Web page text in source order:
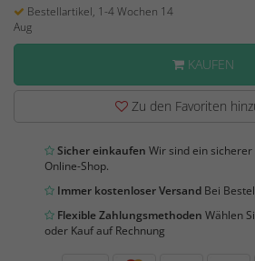
Bestellartikel, 1-4 Wochen 14
Aug
KAUFEN
Zu den Favoriten
Sicher einkaufen Wir sind ein
Online-Shop.
Immer kostenloser Versand Bei
Flexible Zahlungsmethoden Wählen
oder Kauf auf Rechnung